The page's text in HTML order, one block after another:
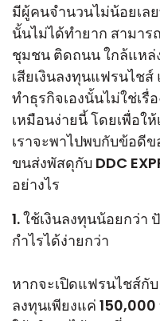
มีผู้คนจำนวนไม่น้อยเล
นั้นไม่ได้ทำยาก สามาร
ชุมชน ติดถนน ใกล้แหล่
เสียเงินลงทุนแฟรนไช
ทำธุรกิจเองนั้นไม่ใช่เ
เหมือนง่ายนี้ โดยเพื่อใ
เราจะพาไปพบกับข้อดี
ขนส่งพัสดุกับ DDC
อย่างไร
1. ใช้เงินลงทุนน้อยกว่า
กำไรได้ง่ายกว่า
หากจะเปิดแฟรนไชส์กับ
ลงทุนเพียงแค่